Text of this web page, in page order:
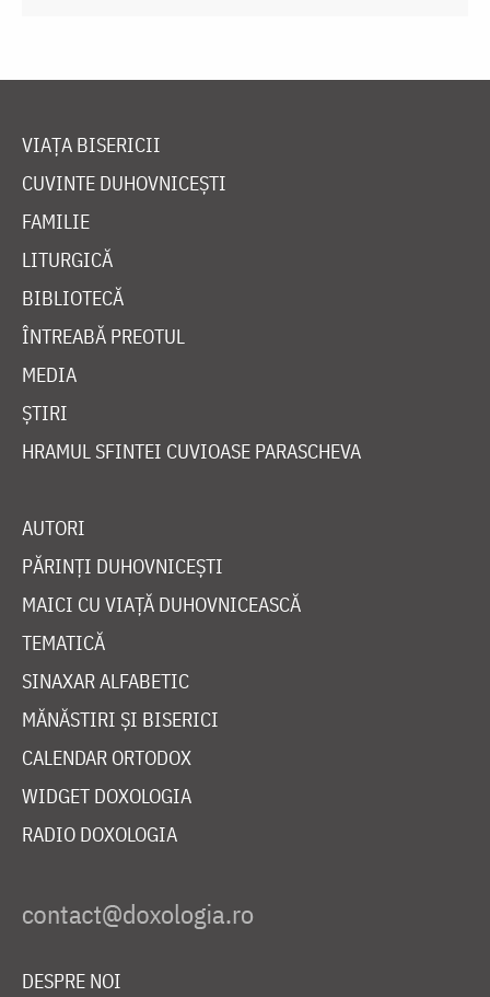
VIAȚA BISERICII
CUVINTE DUHOVNICEȘTI
FAMILIE
LITURGICĂ
BIBLIOTECĂ
ÎNTREABĂ PREOTUL
MEDIA
ȘTIRI
HRAMUL SFINTEI CUVIOASE PARASCHEVA
AUTORI
PĂRINȚI DUHOVNICEȘTI
MAICI CU VIAȚĂ DUHOVNICEASCĂ
TEMATICĂ
SINAXAR ALFABETIC
MĂNĂSTIRI ȘI BISERICI
CALENDAR ORTODOX
WIDGET DOXOLOGIA
RADIO DOXOLOGIA
DESPRE NOI